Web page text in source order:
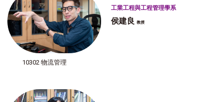
工業工程與工程管理學系
侯建良 教授
10302 物流管理